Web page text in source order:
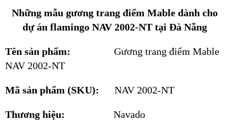
Những mẫu gương trang điểm Mable dành cho
dự án flamingo NAV 2002-NT tại Đà Nẵng
Tên sản phẩm: Gương trang điểm Mable
NAV 2002-NT
Mã sản phẩm (SKU): NAV 2002-NT
Thương hiệu: Navado